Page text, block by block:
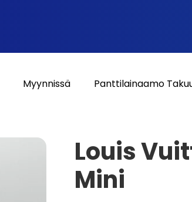
Myynnissä Panttilainaamo
Louis
Mini